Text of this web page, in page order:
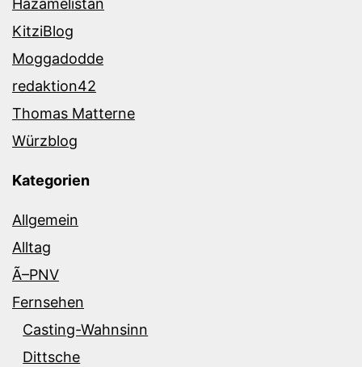
KitziBlog
Moggadodde
redaktion42
Thomas Matterne
Würzblog
Kategorien
Allgemein
Alltag
Ã–PNV
Fernsehen
Casting-Wahnsinn
Dittsche